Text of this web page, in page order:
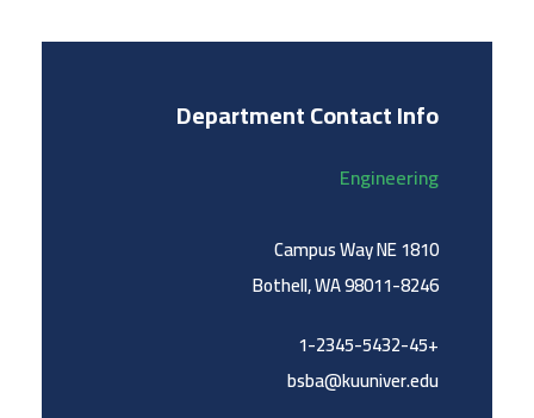
Department Contact Info
Engineering
1810 Campus Way NE
Bothell, WA 98011-8246
+1-2345-5432-45
bsba@kuuniver.edu